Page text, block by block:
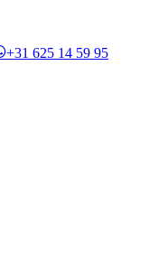
+31 625 14 59 95